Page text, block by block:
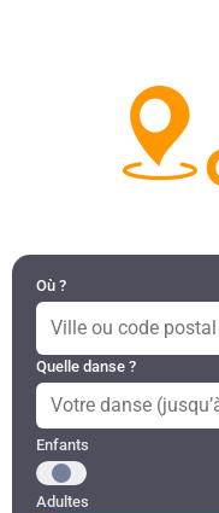
Où ?
Quelle danse ?
Public recherché
Enfants
Adultes